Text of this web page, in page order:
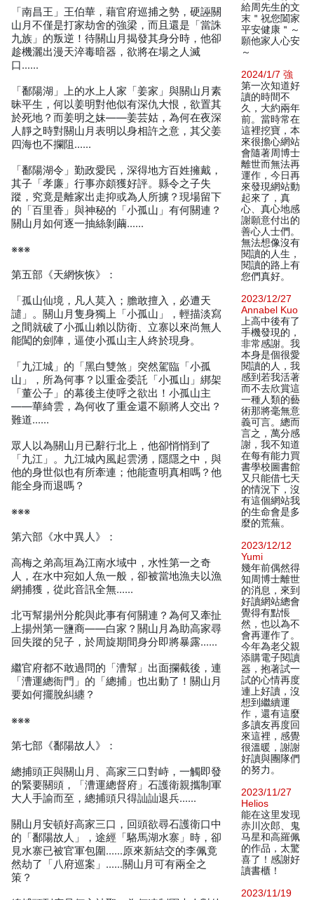
「南昌王」王伯華，藉官府巡捕之勢，硬誣關
山月不僅是打家劫舍的強梁，而且還是「當誅
九族」的叛逆！待關山月揭發其身分時，他卻
趁機灑出漫天淬毒暗器，欲將在場之人滅
口……
「鄱陽湖」上的水上人家「姜家」與關山月素
昧平生，何以姜明對他似有深仇大恨，欲置其
於死地？而姜明之妹——姜芸姑，為何在夜深
人靜之時對關山月表明以身相許之意，其父姜
四海也不攔阻……
「鄱陽湖令」勤政愛民，深得地方百姓擁戴，
其子「孝廉」行事亦頗獲好評。縣令之子失
蹤，究竟是離家出走抑或為人所擄？現場留下
的「百里香」與神秘的「小孤山」有何關連？
關山月如何逐一抽絲剝繭……
※※※
第五部《天網恢恢》：
「孤山仙境，凡人莫入；膽敢擅入，必遭天
譴」。關山月隻身獨上「小孤山」，輕描淡寫
之間就破了小孤山賴以防衛、立寨以來尚無人
能闖的劍陣，逼使小孤山主人終於現身。
「九江城」的「黑白雙煞」突然駕臨「小孤
山」，所為何事？以重金委託「小孤山」綁架
「董公子」的幕後主使呼之欲出！小孤山主
——華綺雲，為何收了重金還不願將人交出？
難道……
眾人以為關山月已辭行北上，他卻悄悄到了
「九江」。九江城內風起雲湧，隱隱之中，與
他的身世似也有所牽連；他能查明真相嗎？他
能全身而退嗎？
※※※
第六部《水中異人》：
高梅之弟高垣為江南水域中，水性第一之奇
人，在水中宛如人魚一般，卻被當地漁夫以漁
網捕獲，從此音訊全無……
北丏幫揚州分舵與此事有何關連？為何又牽扯
上揚州第一鹽商——白家？關山月為助高家尋
回失蹤的兒子，於周旋期間身分即將暴露……
繼官府都不敢過問的「漕幫」出面攔截後，連
「漕運總衙門」的「總捕」也出動了！關山月
要如何擺脫糾纏？
※※※
第七部《鄱陽故人》：
總捕頭正與關山月、高家三口對峙，一觸即發
的緊要關頭，「漕運總督府」石護衛親攜制軍
大人手諭而至，總捕頭只得訕訕退兵……
關山月安頓好高家三口，回頭欲尋石護衛口中
的「鄱陽故人」，途經「駱馬湖水寨」時，卻
見水寨已被官軍包圍……原來新結交的李佩竟
然劫了「八府巡案」……關山月可有兩全之
策？
給周先生的文
末＂祝您闔家
平安健康＂～
願他家人心安
～
2024/1/7 強
第一次知道好
讀的時間不
久，大約兩年
前。當時常在
這裡挖寶，本
來很擔心網站
會隨著周博士
離世而無法再
運作，今日再
來發現網站動
起來了，真
心、真心地感
謝願意付出的
善心人士們。
無法想像沒有
閱讀的人生，
閱讀的路上有
您們真好。
2023/12/27
Annabel Kuo
上高中後有了
手機發現的，
非常感謝。我
本身是個很愛
閱讀的人，我
感到若我活著
而不去欣賞這
一種人類的藝
術那將毫無意
義可言。總而
言之，萬分感
謝，我不知道
在每有能力買
書學校圖書館
又只能借七天
的情況下，沒
有這個網站我
的生命會是多
麼的荒蕪。
2023/12/12
Yumi
幾年前偶然得
知周博士離世
的消息，來到
好讀網站總會
覺得有點悵
然，也以為不
會再運作了。
今年為老父親
添購電子閱讀
器，抱著試一
試的心情再度
連上好讀，沒
想到繼續運
作，還有這麼
多讀友再度回
來這裡，感覺
很溫暖，謝謝
好讀與團隊們
的努力。
2023/11/27
Helios
能在这里发现
赤川次郎、鬼
马星和高羅佩
的作品，太驚
喜了！感謝好
讀書櫃！
2023/11/19